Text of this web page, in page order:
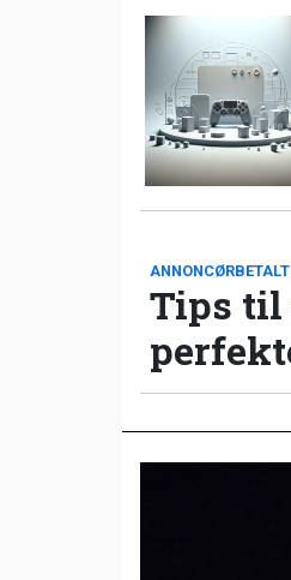
Tips til